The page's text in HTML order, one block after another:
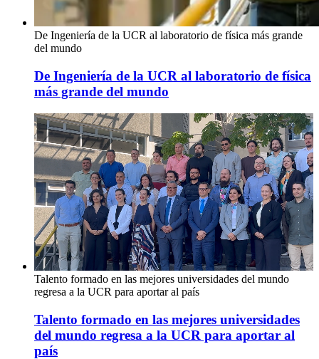
De Ingeniería de la UCR al laboratorio de física más grande
del mundo
De Ingeniería de la UCR al laboratorio de física
más grande del mundo
Talento formado en las mejores universidades del mundo
regresa a la UCR para aportar al país
Talento formado en las mejores universidades
del mundo regresa a la UCR para aportar al
país